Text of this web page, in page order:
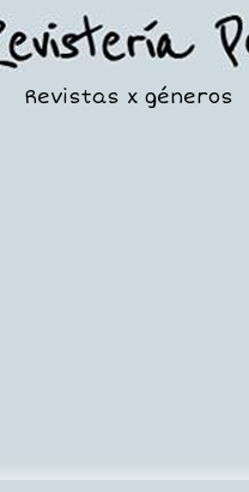
Revistas x géneros